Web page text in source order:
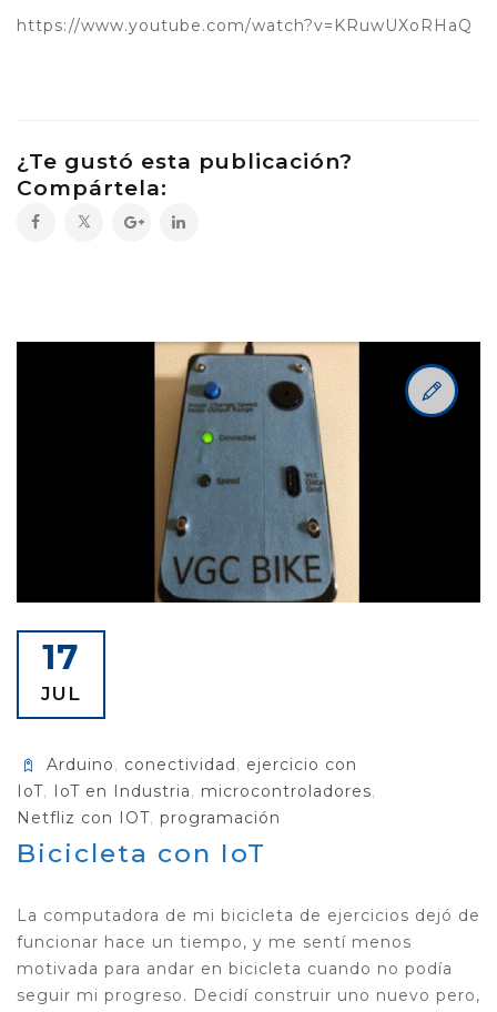
https://www.youtube.com/watch?v=KRuwUXoRHaQ
¿Te gustó esta publicación?
Compártela:
17
JUL
Arduino, conectividad , ejercicio con
IoT, IoT en Industria, microcontroladores,
Netfliz con IOT, programación
Bicicleta con IoT
La computadora de mi bicicleta de ejercicios dejó de
funcionar hace un tiempo, y me sentí menos
motivada para andar en bicicleta cuando no podía
seguir mi progreso. Decidí construir uno nuevo pero,